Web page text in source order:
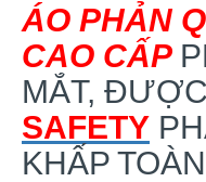
ÁO PHẢN
CAO CẤP
MẮT, ĐƯỢC
SAFETY
KHẤP